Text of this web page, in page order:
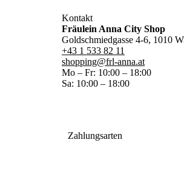
Kontakt
Fräulein Anna City Shop
Goldschmiedgasse 4-6, 1010
+43 1 533 82 11
shopping@frl-anna.at
Mo – Fr: 10:00 – 18:00
Sa: 10:00 – 18:00
Zahlungsarten